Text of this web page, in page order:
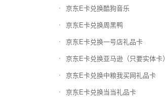
京东E卡兑换酷狗音乐
京东E卡兑换周黑鸭
京东E卡兑换一号店礼品卡
京东E卡兑换亚马逊（只要实体卡）
京东E卡兑换中粮我买网礼品卡
京东E卡兑换当当礼品卡